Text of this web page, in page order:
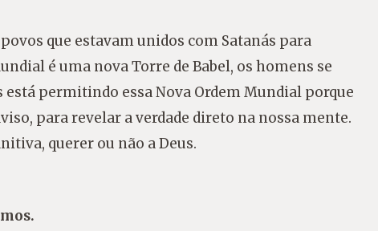
que estavam unidos com Satanás para
é uma nova Torre de Babel, os homens se
permitindo essa Nova Ordem Mundial porque
para revelar a verdade direto na nossa mente.
querer ou não a Deus.